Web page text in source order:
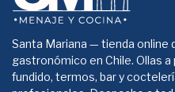
Santa Mariana — tienda online
gastronómico en Chile. Ollas
fundido, termos, bar y